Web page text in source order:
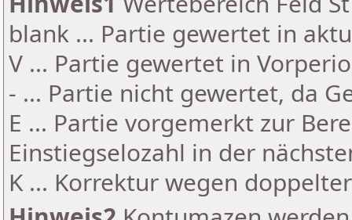
blank ... Partie gewertet in
V ... Partie gewertet in
- ... Partie nicht gewertet, da
E ... Partie vorgemerkt zur
Einstiegselozahl in der
K ... Korrektur wegen